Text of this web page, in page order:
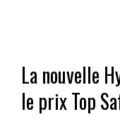
La nouvelle
le prix Top